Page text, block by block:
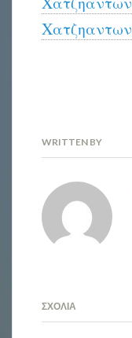
WRITTEN BY
ΣΧΌΛΙΑ